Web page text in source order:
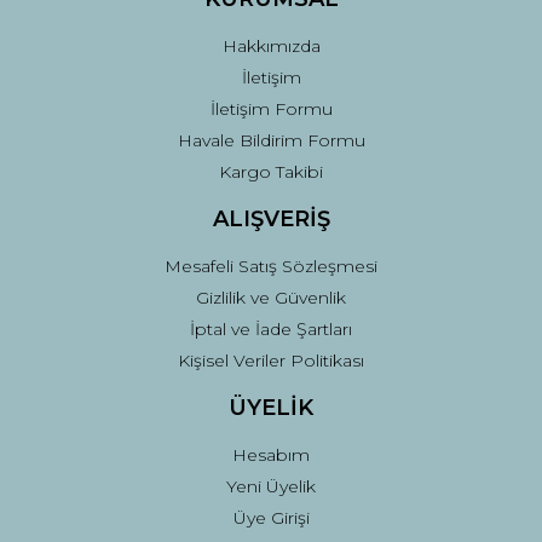
Gönder
Hakkımızda
İletişim
İletişim Formu
Havale Bildirim Formu
Kargo Takibi
ALIŞVERİŞ
Mesafeli Satış Sözleşmesi
Gizlilik ve Güvenlik
İptal ve İade Şartları
Kişisel Veriler Politikası
ÜYELİK
Hesabım
Yeni Üyelik
Üye Girişi